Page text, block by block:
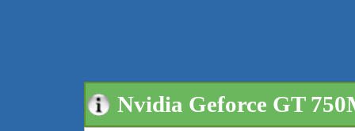
Nvidia Geforce GT